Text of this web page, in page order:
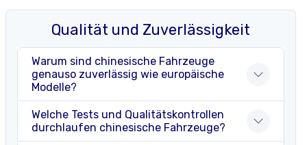
Qualität und Zuverlässigkeit
Warum sind chinesische Fahrzeuge
genauso zuverlässig wie europäische
Modelle?
Welche Tests und Qualitätskontrollen
durchlaufen chinesische Fahrzeuge?